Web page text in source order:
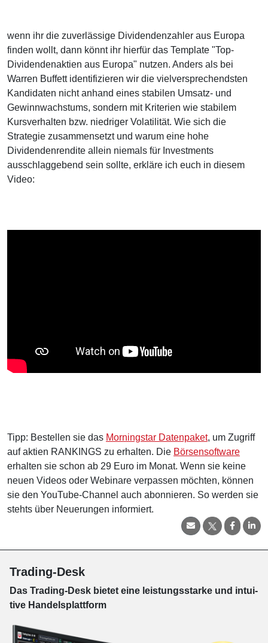
wenn ihr die zuverlässige Dividendenzahler aus Europa
finden wollt, dann könnt ihr hierfür das Template "Top-
Dividendenaktien aus Europa" nutzen. Anders als bei
Warren Buffett identifizieren wir die vielversprechendsten
Kandidaten nicht anhand eines stabilen Umsatz- und
Gewinnwachstums, sondern mit Kriterien wie stabilem
Kursverhalten bzw. niedriger Volatilität. Wie sich die
Strategie zusammensetzt und warum eine hohe
Dividendenrendite allein niemals für Investments
ausschlaggebend sein sollte, erkläre ich euch in diesem
Video:
Tipp: Bestellen sie das Morningstar Datenpaket, um Zugriff
auf aktien RANKINGS zu erhalten. Die Börsensoftware
erhalten sie schon ab 29 Euro im Monat. Wenn sie keine
neuen Videos oder Webinare verpassen möchten, können
sie den YouTube-Channel auch abonnieren. So werden sie
stehts über Neuerungen informiert.
Trading-Desk
Das Trading-Desk bie­tet eine leis­tungs­star­ke und in­tui­
tive Han­dels­platt­form